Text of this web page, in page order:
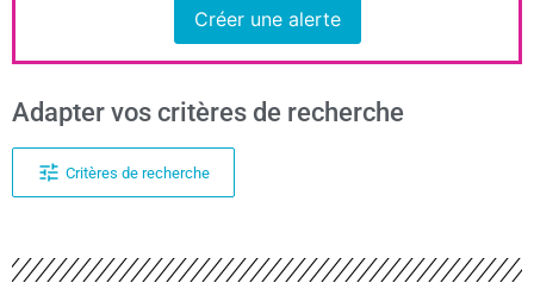
Créer une alerte
Adapter vos critères de recherche
Critères de recherche